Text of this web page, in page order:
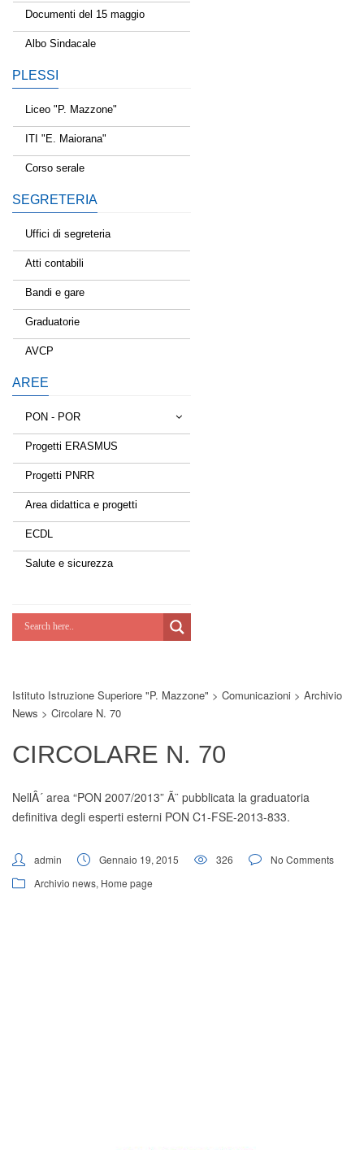
Documenti del 15 maggio
Albo Sindacale
PLESSI
Liceo "P. Mazzone"
ITI "E. Maiorana"
Corso serale
SEGRETERIA
Uffici di segreteria
Atti contabili
Bandi e gare
Graduatorie
AVCP
AREE
PON - POR
Tessere la rete
Estate a scuola
Scuola d'estate
Lab Green
Potenziamoci
Progetti ERASMUS
Progetti PNRR
Area didattica e progetti
ECDL
Salute e sicurezza
Istituto Istruzione Superiore "P. Mazzone" > Comunicazioni > Archivio
News > Circolare N. 70
CIRCOLARE N. 70
NellÂ´ area “PON 2007/2013” Ã¨ pubblicata la graduatoria
definitiva degli esperti esterni PON C1-FSE-2013-833.
admin Gennaio 19, 2015 326
No Comments
Archivio news, Home page